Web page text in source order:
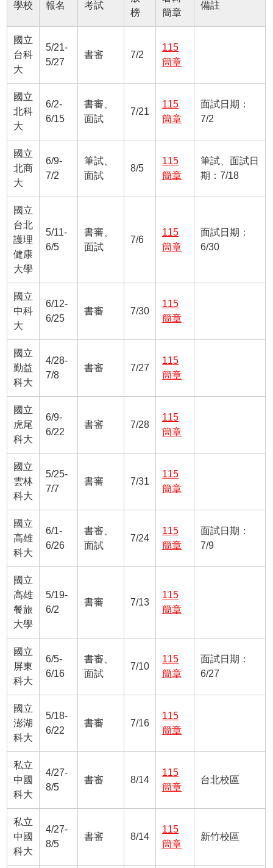
學校 報名 考試
榜
簡章
備註
國立
台科
大
5/21-
5/27
書審 7/2
115
簡章
國立
北科
大
6/2-
6/15
書審、
面試
7/21
115
簡章
面試日期：
7/2
國立
北商
大
6/9-
7/2
筆試、
面試
8/5
115
簡章
筆試、面試日
期：7/18
國立
台北
護理
健康
大學
5/11-
6/5
書審、
面試
7/6
115
簡章
面試日期：
6/30
國立
中科
大
6/12-
6/25
書審 7/30
115
簡章
國立
勤益
科大
4/28-
7/8
書審 7/27
115
簡章
國立
虎尾
科大
6/9-
6/22
書審 7/28
115
簡章
國立
雲林
科大
5/25-
7/7
書審 7/31
115
簡章
國立
高雄
科大
6/1-
6/26
書審、
面試
7/24
115
簡章
面試日期：
7/9
國立
高雄
餐旅
大學
5/19-
6/2
書審 7/13
115
簡章
國立
屏東
科大
6/5-
6/16
書審、
面試
7/10
115
簡章
面試日期：
6/27
國立
澎湖
科大
5/18-
6/22
書審 7/16
115
簡章
私立
中國
科大
4/27-
8/5
書審 8/14
115
簡章
台北校區
私立
中國
科大
4/27-
8/5
書審 8/14
115
簡章
新竹校區